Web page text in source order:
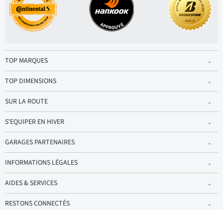
TOP MARQUES
TOP DIMENSIONS
SUR LA ROUTE
S'EQUIPER EN HIVER
GARAGES PARTENAIRES
INFORMATIONS LÉGALES
AIDES & SERVICES
RESTONS CONNECTÉS